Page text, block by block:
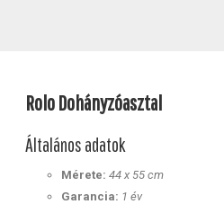
Rolo Dohányzóasztal
Általános adatok
Mérete: 44 x 55 cm
Garancia: 1 év